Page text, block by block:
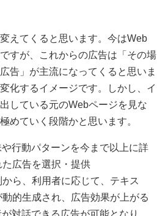
えてくると思います。今はWeb
すが、これからの広告は「その場
告」が主流になってくると思いま
化するイメージです。しかし、イ
している元のWebページを見な
めていく段階かと思います。
行動パターンを今まで以上に詳
広告を選択・提供
ら、利用者に応じて、テキス
的生成され、広告効果が上がる
対話できる広告が可能となり、